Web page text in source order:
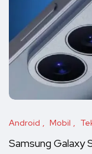
Android Mobil
Samsung Galaxy